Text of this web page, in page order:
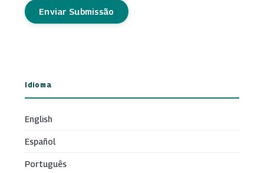
Enviar Submissão
Idioma
English
Español
Português